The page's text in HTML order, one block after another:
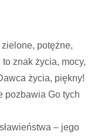
potężne,
znak życia, mocy,
życia, piękny!
pozbawia Go tych
– jego